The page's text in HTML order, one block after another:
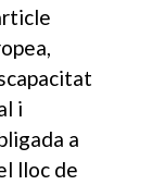
i
a
lloc de